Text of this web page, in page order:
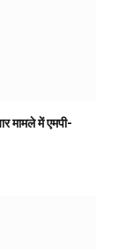
मामले में एमपी-